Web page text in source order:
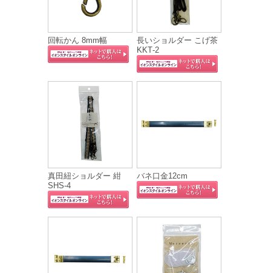
回転かん 8mm幅
長いショルダー こげ茶
KKT‐2
真田紐ショルダー 紺
SHS‐4
バネ口金12cm